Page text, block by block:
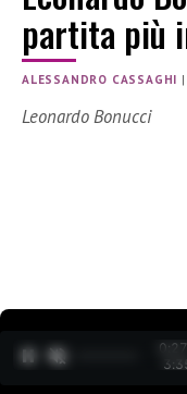
partita più
ALESSANDRO CASSAGHI |
Leonardo Bonucci